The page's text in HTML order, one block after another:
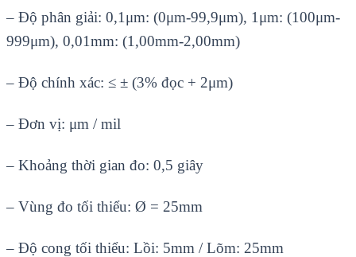
– Độ phân giải: 0,1μm: (0μm-99,9μm), 1μm: (100μm-
999μm), 0,01mm: (1,00mm-2,00mm)
– Độ chính xác: ≤ ± (3% đọc + 2μm)
– Đơn vị: μm / mil
– Khoảng thời gian đo: 0,5 giây
– Vùng đo tối thiểu: Ø = 25mm
– Độ cong tối thiểu: Lồi: 5mm / Lõm: 25mm